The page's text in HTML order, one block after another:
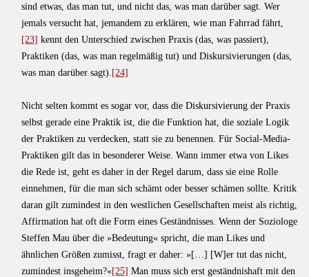
sind etwas, das man tut, und nicht das, was man darüber sagt. Wer
jemals versucht hat, jemandem zu erklären, wie man Fahrrad fährt,
[23] kennt den Unterschied zwischen Praxis (das, was passiert),
Praktiken (das, was man regelmäßig tut) und Diskursivierungen (das,
was man darüber sagt). [24]
Nicht selten kommt es sogar vor, dass die Diskursivierung der Praxis
selbst gerade eine Praktik ist, die die Funktion hat, die soziale Logik
der Praktiken zu verdecken, statt sie zu benennen. Für Social-Media-
Praktiken gilt das in besonderer Weise. Wann immer etwa von Likes
die Rede ist, geht es daher in der Regel darum, dass sie eine Rolle
einnehmen, für die man sich schämt oder besser schämen sollte. Kritik
daran gilt zumindest in den westlichen Gesellschaften meist als richtig,
Affirmation hat oft die Form eines Geständnisses. Wenn der Soziologe
Steffen Mau über die »Bedeutung« spricht, die man Likes und
ähnlichen Größen zumisst, fragt er daher: »[…] [W]er tut das nicht,
zumindest insgeheim?«[25] Man muss sich erst geständnishaft mit den